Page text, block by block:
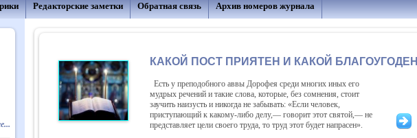
Редакторские заметки Обратная связь Архив номеров журнала
КАКОЙ ПОСТ ПРИЯТЕН И КАКОЙ БЛАГОУГОДЕН
Есть у преподобного аввы Дорофея среди многих иных его
мудрых речений и такие слова, которые, без сомнения, стоит
заучить наизусть и никогда не забывать: «Если человек,
приступающий к какому-либо делу,— говорит этот святой,— не
представляет цели своего труда, то труд этот будет напрасен».